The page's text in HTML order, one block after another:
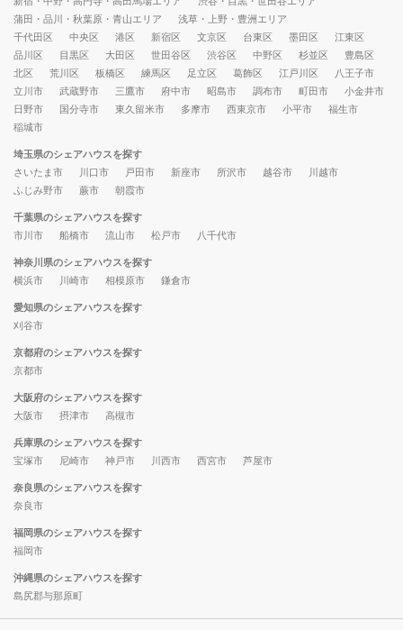
蒲田・品川・秋葉原・青山エリア
浅草・上野・豊洲エリア
千代田区
中央区 港区 新宿区 文京区 台東区 墨田区
江東区
品川区
目黒区 大田区 世田谷区 渋谷区 中野区 杉並区
豊島区
北区
荒川区 板橋区 練馬区 足立区 葛飾区 江戸川区
八王子市
立川市
武蔵野市 三鷹市 府中市 昭島市 調布市 町田市
小金井市
日野市
国分寺市 東久留米市 多摩市 西東京市 小平市
福生市
稲城市
埼玉県のシェアハウスを探す
さいたま市
川口市 戸田市 新座市 所沢市 越谷市
川越市
ふじみ野市
蕨市 朝霞市
千葉県のシェアハウスを探す
市川市
船橋市 流山市 松戸市 八千代市
神奈川県のシェアハウスを探す
横浜市
川崎市 相模原市 鎌倉市
愛知県のシェアハウスを探す
刈谷市
京都府のシェアハウスを探す
京都市
大阪府のシェアハウスを探す
大阪市
摂津市 高槻市
兵庫県のシェアハウスを探す
宝塚市
尼崎市 神戸市 川西市 西宮市 芦屋市
奈良県のシェアハウスを探す
奈良市
福岡県のシェアハウスを探す
福岡市
沖縄県のシェアハウスを探す
島尻郡与那原町